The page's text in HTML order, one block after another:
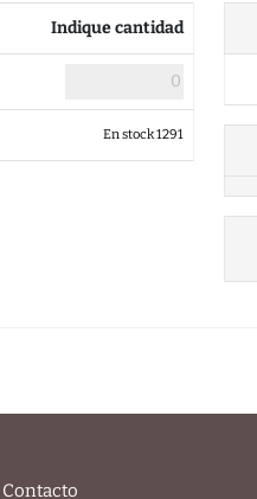
Indique cantidad
En stock 1291
Contacto